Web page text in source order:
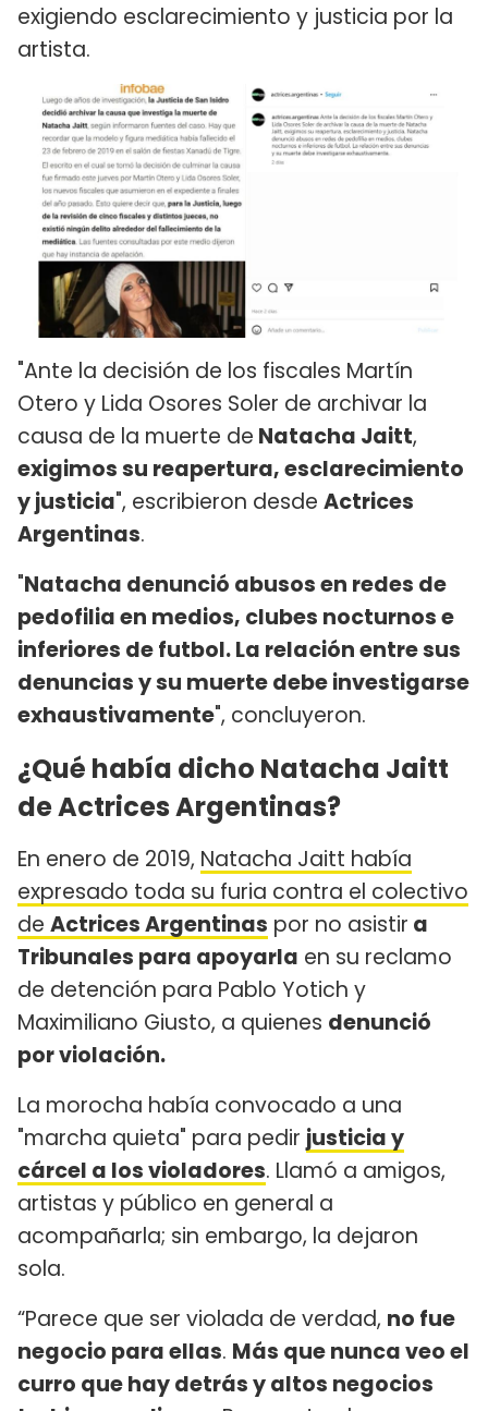
exigiendo esclarecimiento y justicia por la
artista.
"Ante la decisión de los fiscales Martín
Otero y Lida Osores Soler de archivar la
causa de la muerte de Natacha Jaitt,
exigimos su reapertura, esclarecimiento
y justicia", escribieron desde Actrices
Argentinas.
"Natacha denunció abusos en redes de
pedofilia en medios, clubes nocturnos e
inferiores de futbol. La relación entre sus
denuncias y su muerte debe investigarse
exhaustivamente", concluyeron.
¿Qué había dicho Natacha Jaitt
de Actrices Argentinas?
En enero de 2019, Natacha Jaitt había
expresado toda su furia contra el colectivo
de Actrices Argentinas por no asistir a
Tribunales para apoyarla en su reclamo
de detención para Pablo Yotich y
Maximiliano Giusto, a quienes denunció
por violación.
La morocha había convocado a una
"marcha quieta" para pedir justicia y
cárcel a los violadores. Llamó a amigos,
artistas y público en general a
acompañarla; sin embargo, la dejaron
sola.
“Parece que ser violada de verdad, no fue
negocio para ellas. Más que nunca veo el
curro que hay detrás y altos negocios